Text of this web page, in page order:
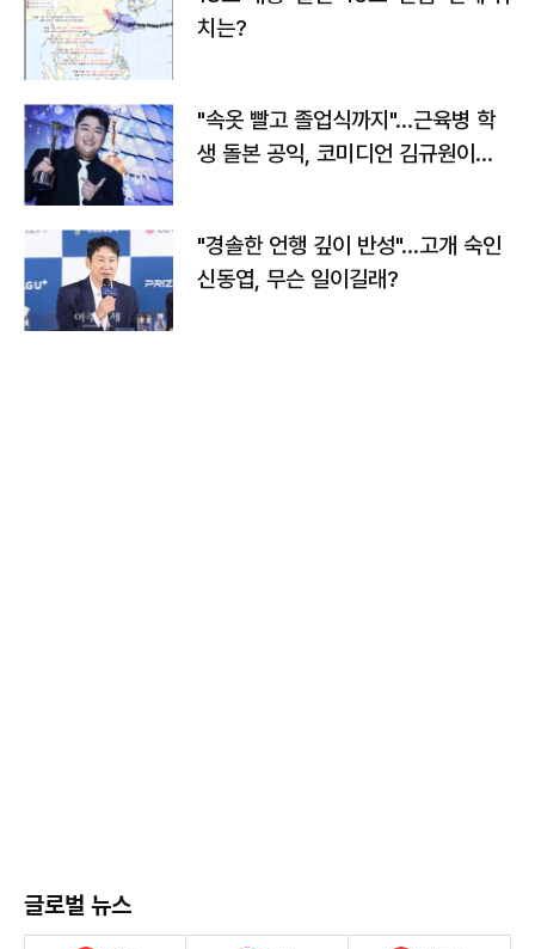
치는?
"속옷 빨고 졸업식까지"…근육병 학
생 돌본 공익, 코미디언 김규원이었
"경솔한 언행 깊이 반성"…고개 숙인
신동엽, 무슨 일이길래?
글로벌 뉴스